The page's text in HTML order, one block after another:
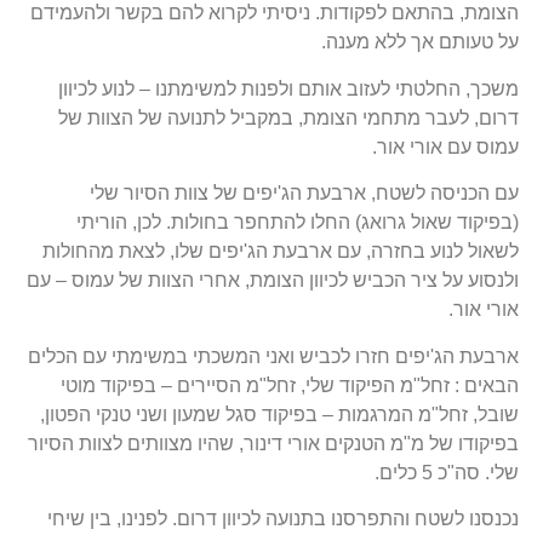
הצומת, בהתאם לפקודות. ניסיתי לקרוא להם בקשר ולהעמידם
על טעותם אך ללא מענה.
משכך, החלטתי לעזוב אותם ולפנות למשימתנו – לנוע לכיוון
דרום, לעבר מתחמי הצומת, במקביל לתנועה של הצוות של
עמוס עם אורי אור.
עם הכניסה לשטח, ארבעת הג'יפים של צוות הסיור שלי
(בפיקוד שאול גרואג) החלו להתחפר בחולות. לכן, הוריתי
לשאול לנוע בחזרה, עם ארבעת הג'יפים שלו, לצאת מהחולות
ולנסוע על ציר הכביש לכיוון הצומת, אחרי הצוות של עמוס – עם
אורי אור.
ארבעת הג'יפים חזרו לכביש ואני המשכתי במשימתי עם הכלים
הבאים : זחל"מ הפיקוד שלי, זחל"מ הסיירים – בפיקוד מוטי
שובל, זחל"מ המרגמות – בפיקוד סגל שמעון ושני טנקי הפטון,
בפיקודו של מ"מ הטנקים אורי דינור, שהיו מצוותים לצוות הסיור
שלי. סה"כ 5 כלים.
נכנסנו לשטח והתפרסנו בתנועה לכיוון דרום. לפנינו, בין שיחי